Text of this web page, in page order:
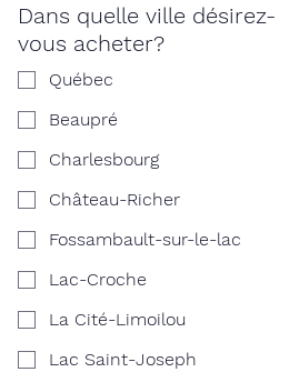
Dans quelle ville désirez-
vous acheter?
Québec
Beaupré
Charlesbourg
Château-Richer
Fossambault-sur-le-lac
Lac-Croche
La Cité-Limoilou
Lac Saint-Joseph